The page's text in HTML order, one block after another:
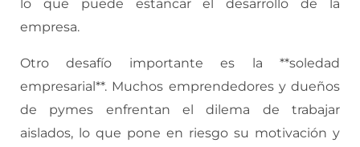
lo que puede estancar el desarrollo de la
empresa.
Otro desafío importante es la **soledad
empresarial**. Muchos emprendedores y dueños
de pymes enfrentan el dilema de trabajar
aislados, lo que pone en riesgo su motivación y